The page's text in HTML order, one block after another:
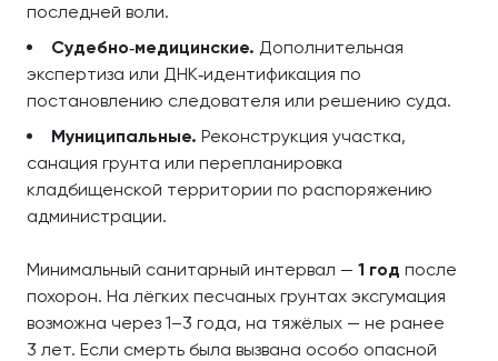
последней воли.
Судебно‑медицинские. Дополнительная
экспертиза или ДНК‑идентификация по
постановлению следователя или решению суда.
Муниципальные. Реконструкция участка,
санация грунта или перепланировка
кладбищенской территории по распоряжению
администрации.
Минимальный санитарный интервал — 1 год после
похорон. На лёгких песчаных грунтах эксгумация
возможна через 1–3 года, на тяжёлых — не ранее
3 лет. Если смерть была вызвана особо опасной